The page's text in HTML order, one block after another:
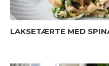
LAKSETÆRTE MED